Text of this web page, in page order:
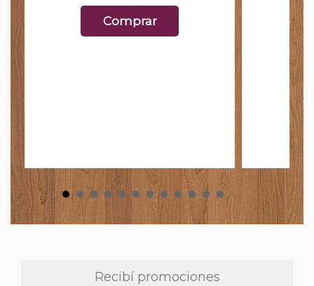
Comprar
Recibí promociones